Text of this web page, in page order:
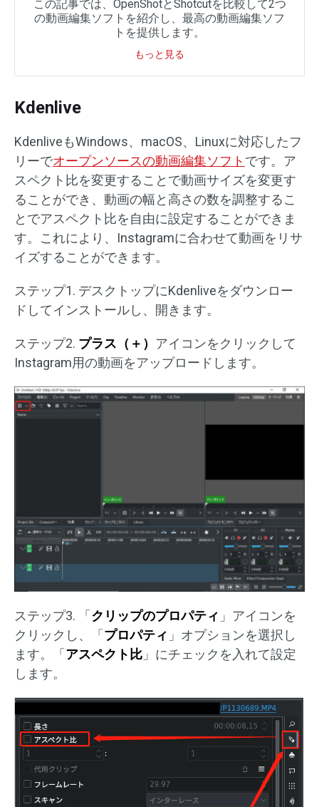
この記事では、OpenShotとShotcutを比較して2つ
の動画編集ソフトを紹介し、最高の動画編集ソフ
トを提供します。
もっと見る
Kdenlive
KdenliveもWindows、macOS、Linuxに対応したフ
リーでオープンソースの動画編集ソフト です。ア
スペクト比を変更することで動画サイズを変更す
ることができ、動画の幅と高さの数を調整するこ
とでアスペクト比を自由に設定することができま
す。これにより、Instagramに合わせて動画をリサ
イズすることができます。
ステップ1. デスクトップにKdenliveをダウンロー
ドしてインストールし、開きます。
ステップ2. プラス（＋） アイコンをクリックして
Instagram用の動画をアップロードします。
ステップ3. 「 クリップのプロパティ 」アイコンを
クリックし、「 プロパティ 」オプションを選択し
ます。「 アスペクト比 」にチェックを入れて設定
します。